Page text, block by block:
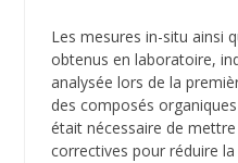
Les mesures in-situ ainsi
obtenus en laboratoire,
analysée lors de la
des composés
était nécessaire de
correctives pour réduire